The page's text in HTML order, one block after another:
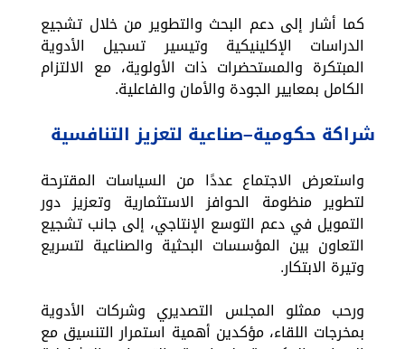
كما أشار إلى دعم البحث والتطوير من خلال تشجيع
الدراسات الإكلينيكية وتيسير تسجيل الأدوية
المبتكرة والمستحضرات ذات الأولوية، مع الالتزام
الكامل بمعايير الجودة والأمان والفاعلية.
شراكة حكومية–صناعية لتعزيز التنافسية
واستعرض الاجتماع عددًا من السياسات المقترحة
لتطوير منظومة الحوافز الاستثمارية وتعزيز دور
التمويل في دعم التوسع الإنتاجي، إلى جانب تشجيع
التعاون بين المؤسسات البحثية والصناعية لتسريع
وتيرة الابتكار.
ورحب ممثلو المجلس التصديري وشركات الأدوية
بمخرجات اللقاء، مؤكدين أهمية استمرار التنسيق مع